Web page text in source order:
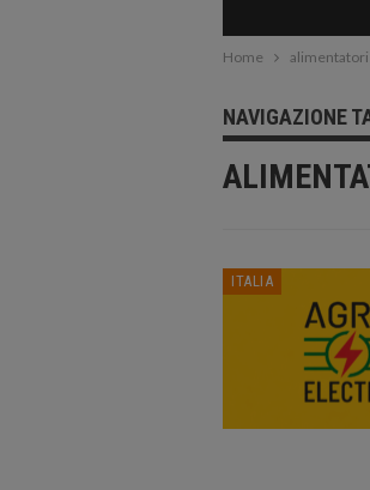
Home
NAVIGAZIONE
ITALIA